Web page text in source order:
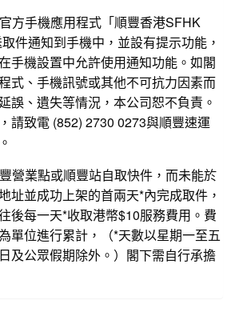
方手機應用程式「順豐香港SFHK
件通知到手機中，並設有提示功能，
手機設置中允許使用通知功能。如閣
式、手機訊號或其他不可抗力因素而
誤、遺失等情況，本公司恕不負責。
請致電 (852) 2730 0273與順豐速運
營業點或順豐站自取快件，而未能於
址並成功上架的首兩天*內完成取件，
後每一天*收取港幣$10服務費用。費
單位進行累計，（*天數以星期一至五
及公眾假期除外。）閣下需自行承擔